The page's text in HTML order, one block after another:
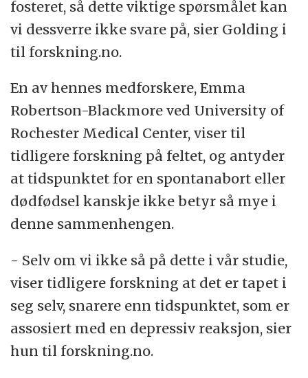
fosteret, så dette viktige spørsmålet kan
vi dessverre ikke svare på, sier Golding i
til forskning.no.
En av hennes medforskere, Emma
Robertson-Blackmore ved University of
Rochester Medical Center, viser til
tidligere forskning på feltet, og antyder
at tidspunktet for en spontanabort eller
dødfødsel kanskje ikke betyr så mye i
denne sammenhengen.
- Selv om vi ikke så på dette i vår studie,
viser tidligere forskning at det er tapet i
seg selv, snarere enn tidspunktet, som er
assosiert med en depressiv reaksjon, sier
hun til forskning.no.